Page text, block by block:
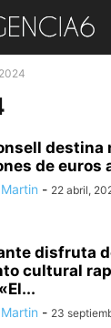
destina
de euros
- 22 abril,
disfruta
cultural
- 23